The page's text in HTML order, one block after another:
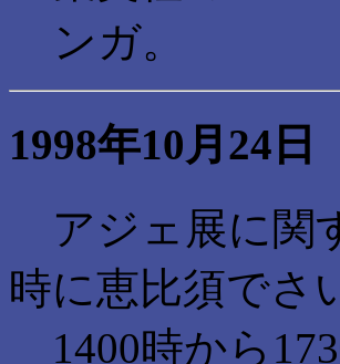
ンガ。
1998年10月24
アジェ展に関
時に恵比須でさ
1400時から